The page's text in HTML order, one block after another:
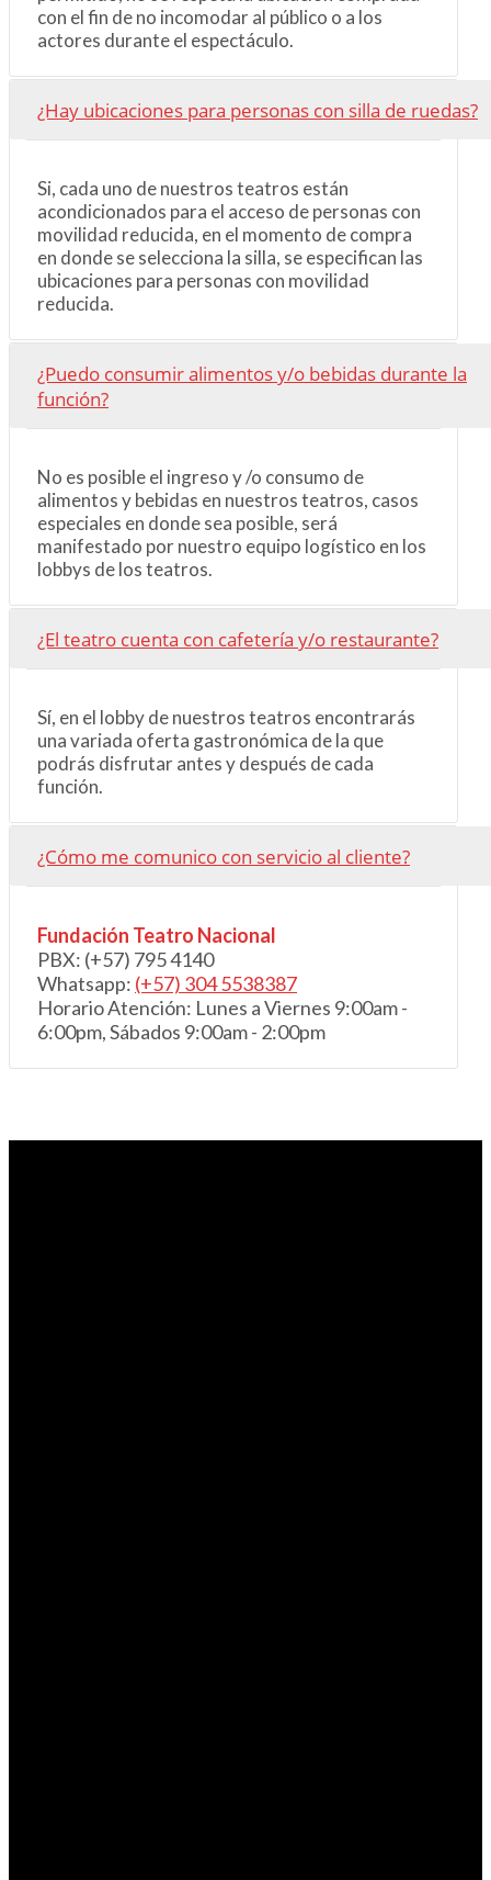
con el fin de no incomodar al público o a los
actores durante el espectáculo.
¿Hay ubicaciones para personas con silla de ruedas?
Si, cada uno de nuestros teatros están
acondicionados para el acceso de personas con
movilidad reducida, en el momento de compra
en donde se selecciona la silla, se especifican las
ubicaciones para personas con movilidad
reducida.
¿Puedo consumir alimentos y/o bebidas durante la
función?
No es posible el ingreso y /o consumo de
alimentos y bebidas en nuestros teatros, casos
especiales en donde sea posible, será
manifestado por nuestro equipo logístico en los
lobbys de los teatros.
¿El teatro cuenta con cafetería y/o restaurante?
Sí, en el lobby de nuestros teatros encontrarás
una variada oferta gastronómica de la que
podrás disfrutar antes y después de cada
función.
¿Cómo me comunico con servicio al cliente?
Fundación Teatro Nacional
PBX: (+57) 795 4140
Whatsapp: (+57) 304 5538387
Horario Atención: Lunes a Viernes 9:00am -
6:00pm, Sábados 9:00am - 2:00pm